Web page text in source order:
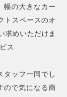
幅の大きなカー
トスペースのオ
求めいただけま
ス
タッフ一同でし
ので気になる商